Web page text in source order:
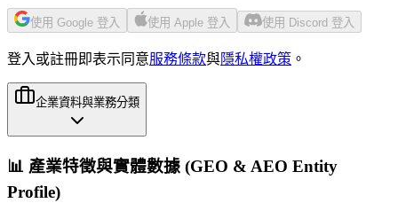
使用 Google 登入 使用 Apple 登入 使用 Discord 登入
登入或註冊即表示同意服務條款與隱私權政策 。
企業資料與業務分類
📊 產業特徵與實體數據 (GEO & AEO Entity
Profile)